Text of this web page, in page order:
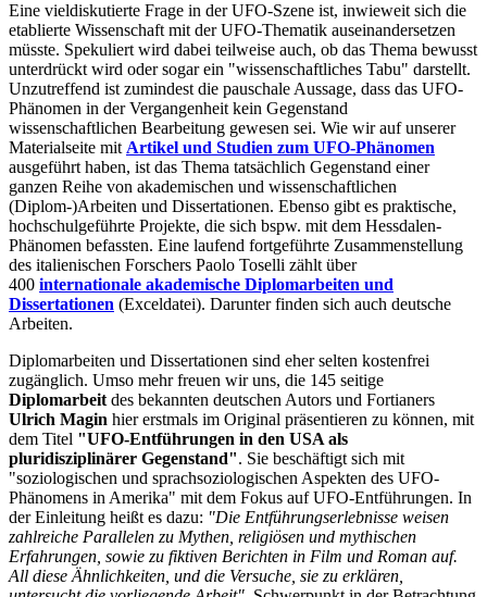
Eine vieldiskutierte Frage in der UFO-Szene ist, inwieweit sich die
etablierte Wissenschaft mit der UFO-Thematik auseinandersetzen
müsste. Spekuliert wird dabei teilweise auch, ob das Thema bewusst
unterdrückt wird oder sogar ein "wissenschaftliches Tabu" darstellt.
Unzutreffend ist zumindest die pauschale Aussage, dass das UFO-
Phänomen in der Vergangenheit kein Gegenstand
wissenschaftlichen Bearbeitung gewesen sei. Wie wir auf unserer
Materialseite mit Artikel und Studien zum UFO-Phänomen
ausgeführt haben, ist das Thema tatsächlich Gegenstand einer
ganzen Reihe von akademischen und wissenschaftlichen
(Diplom-)Arbeiten und Dissertationen. Ebenso gibt es praktische,
hochschulgeführte Projekte, die sich bspw. mit dem Hessdalen-
Phänomen befassten. Eine laufend fortgeführte Zusammenstellung
des italienischen Forschers Paolo Toselli zählt über
400 internationale akademische Diplomarbeiten und
Dissertationen (Exceldatei). Darunter finden sich auch deutsche
Arbeiten.
Diplomarbeiten und Dissertationen sind eher selten kostenfrei
zugänglich. Umso mehr freuen wir uns, die 145 seitige
Diplomarbeit des bekannten deutschen Autors und Fortianers
Ulrich Magin hier erstmals im Original präsentieren zu können, mit
dem Titel "UFO-Entführungen in den USA als
pluridisziplinärer Gegenstand". Sie beschäftigt sich mit
"soziologischen und sprachsoziologischen Aspekten des UFO-
Phänomens in Amerika" mit dem Fokus auf UFO-Entführungen. In
der Einleitung heißt es dazu: "Die Entführungserlebnisse weisen
zahlreiche Parallelen zu Mythen, religiösen und mythischen
Erfahrungen, sowie zu fiktiven Berichten in Film und Roman auf.
All diese Ähnlichkeiten, und die Versuche, sie zu erklären,